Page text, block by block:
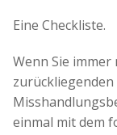
Eine Checkliste.
Wenn Sie
einmal mit dem